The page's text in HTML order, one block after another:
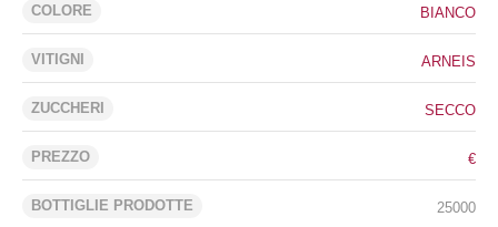
COLORE BIANCO
VITIGNI ARNEIS
ZUCCHERI SECCO
PREZZO €
BOTTIGLIE PRODOTTE 25000